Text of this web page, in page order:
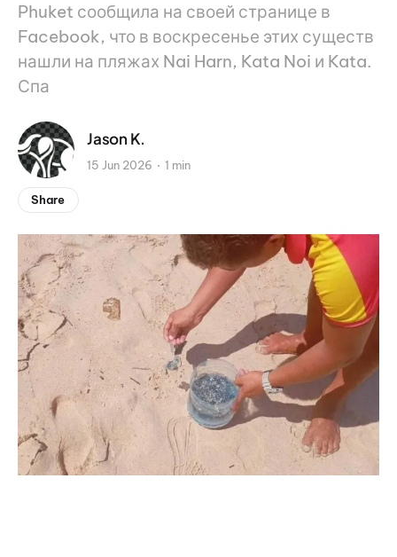
Phuket сообщила на своей странице в
Facebook, что в воскресенье этих существ
нашли на пляжах Nai Harn, Kata Noi и Kata.
Спа
Jason K.
15 Jun 2026 1 min
Share